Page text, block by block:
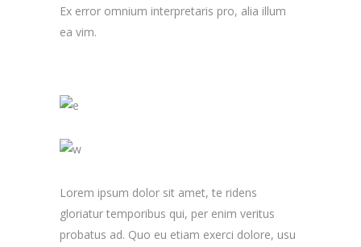
Ex error omnium interpretaris pro, alia illum
ea vim.
Lorem ipsum dolor sit amet, te ridens
gloriatur temporibus qui, per enim veritus
probatus ad. Quo eu etiam exerci dolore, usu